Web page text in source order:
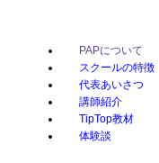
PAPについて
スクールの特徴
代表あいさつ
講師紹介
TipTop教材
体験談